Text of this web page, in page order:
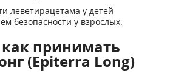
леветирацетама у детей
безопасности у взрослых.
принимать
(Epiterra Long)